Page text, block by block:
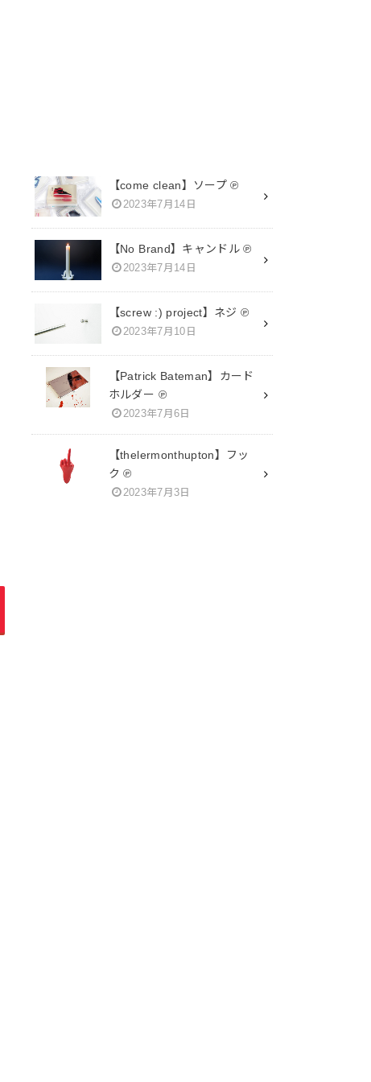
【come clean】ソープ ℗
2023年7月14日
【No Brand】キャンドル ℗
2023年7月14日
【screw :) project】ネジ ℗
2023年7月10日
【Patrick Bateman】カード
ホルダー ℗
2023年7月6日
【thelermonthupton】フッ
ク ℗
2023年7月3日